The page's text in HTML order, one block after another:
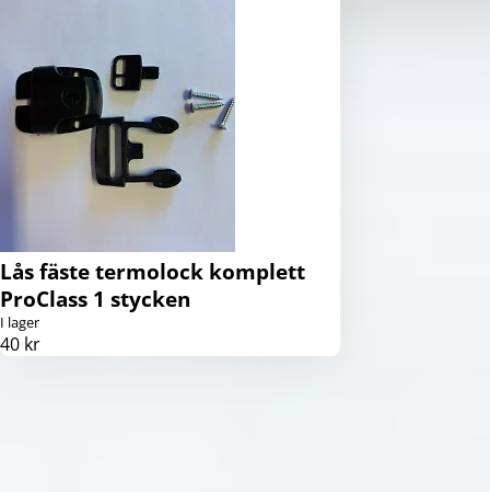
Lås fäste termolock komplett
ProClass 1 stycken
I lager
40 kr